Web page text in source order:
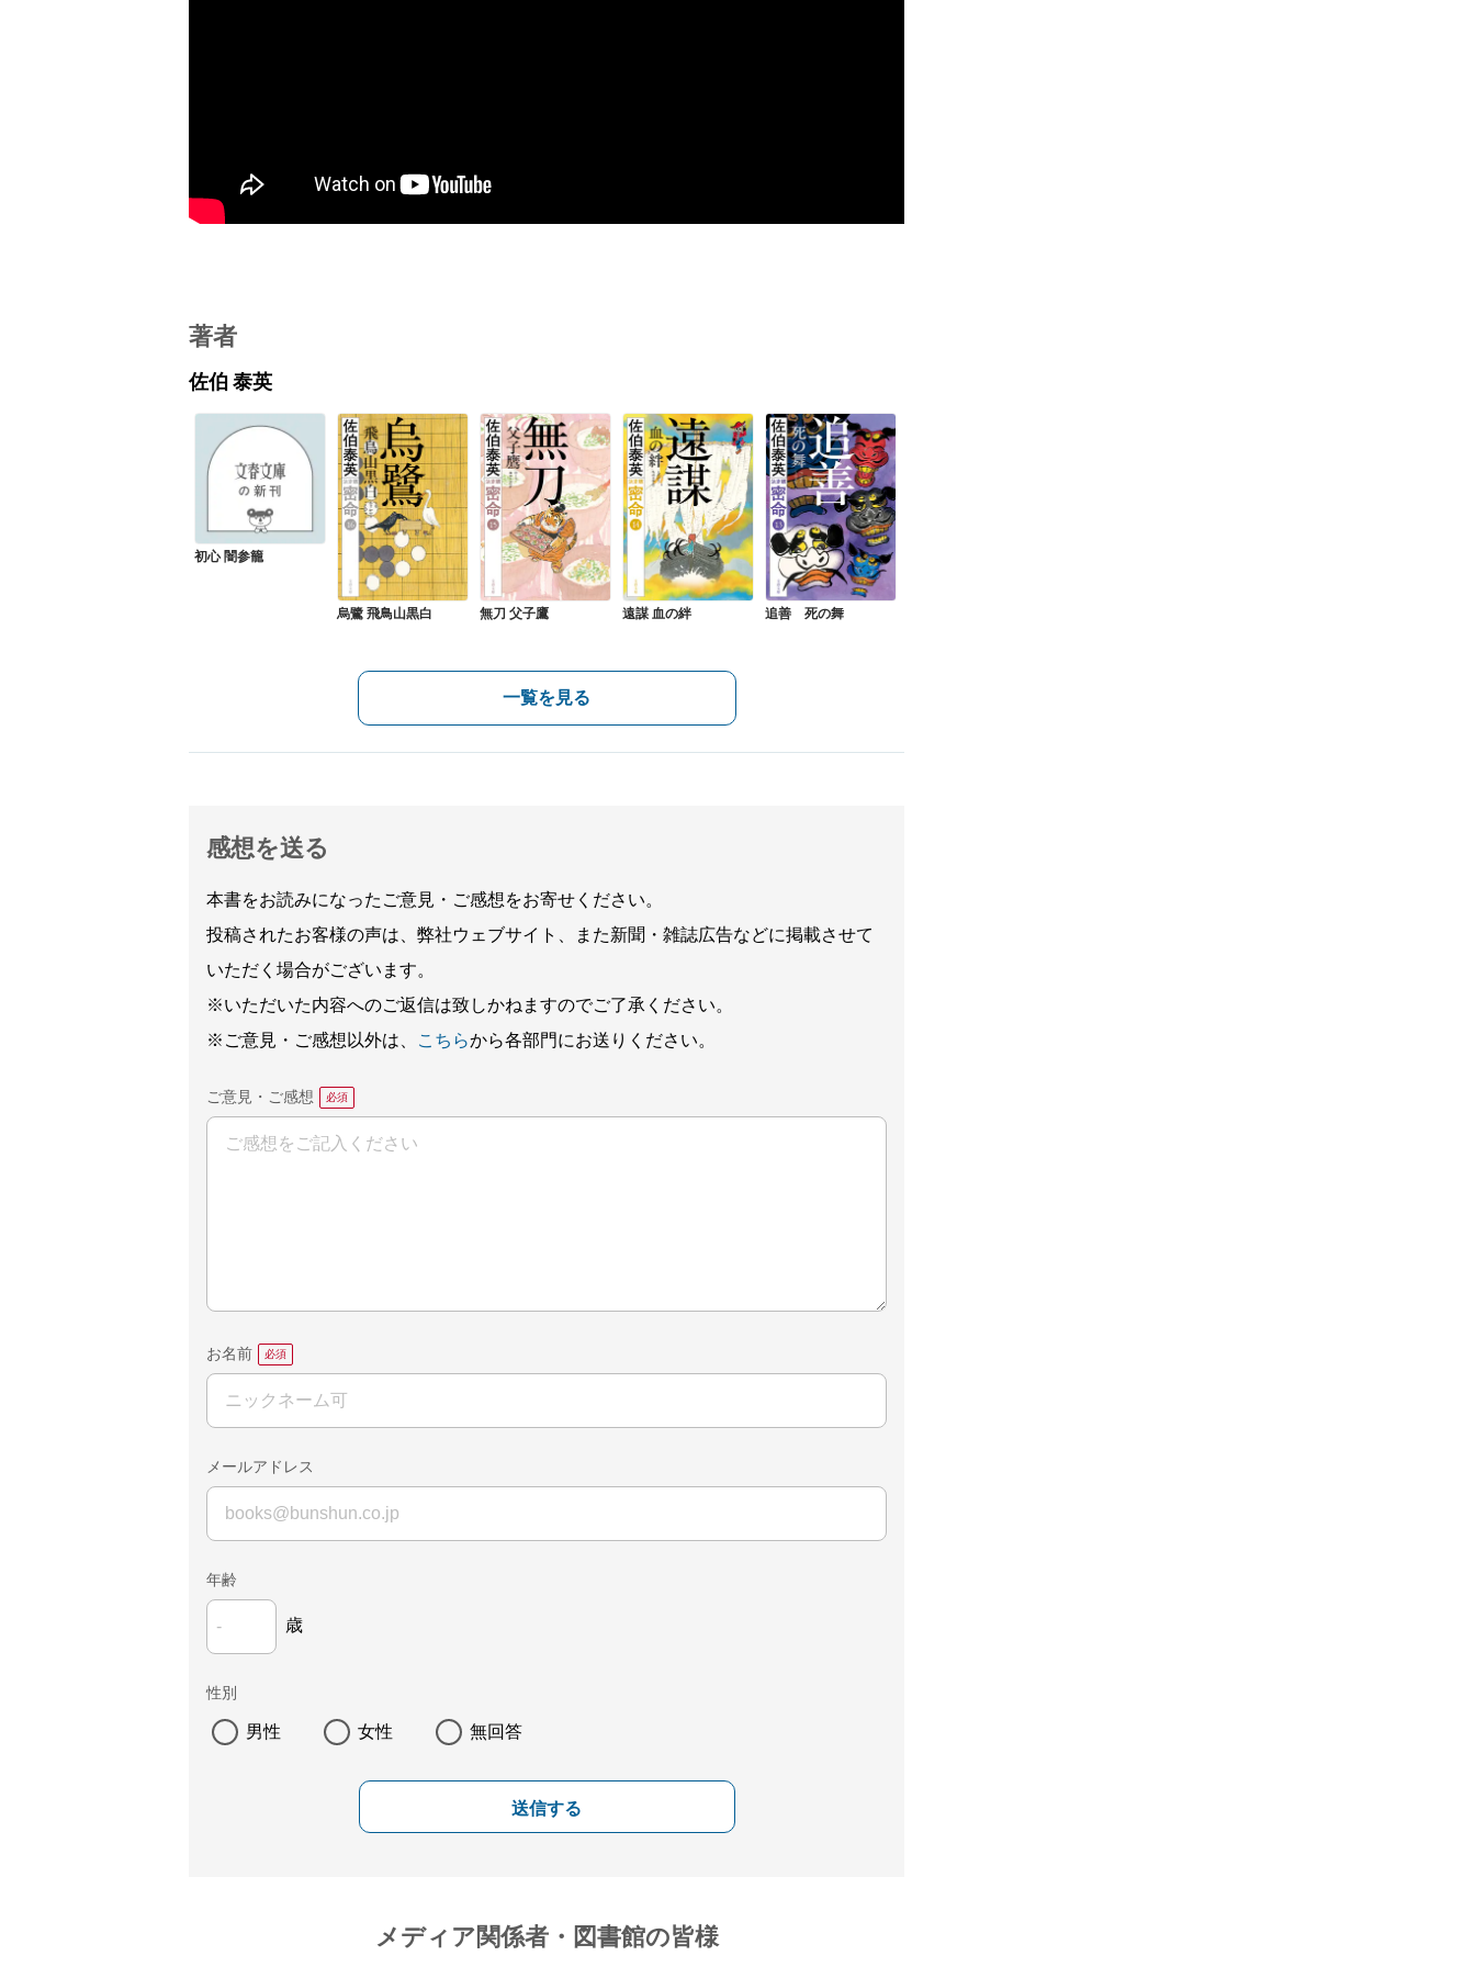
著者
佐伯 泰英
初心 闇参籠
烏鷺 飛鳥山黒白 無刀 父子鷹 遠謀 血の絆 追善 死の舞
一覧を見る
感想を送る
本書をお読みになったご意見・ご感想をお寄せください。
投稿されたお客様の声は、弊社ウェブサイト、また新聞・雑誌広告などに掲載させて
いただく場合がございます。
※いただいた内容へのご返信は致しかねますのでご了承ください。
※ご意見・ご感想以外は、
こちらから各部門にお送りください。
ご意見・ご感想
お名前
メールアドレス
年齢
歳
性別
男性 女性 無回答
送信する
メディア関係者・図書館の皆様